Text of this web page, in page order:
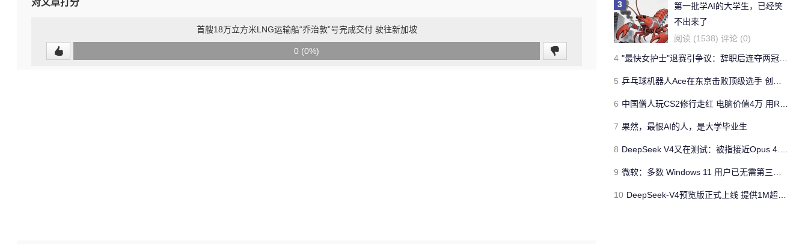
对文章打分
首艘18万立方米LNG运输船“乔治敦”号完成交付 驶往新加坡
0 (0%)
3
第一批学AI的大学生，已经笑
不出来了
阅读 (1538) 评论 (0)
4 "最快女护士"退赛引争议：辞职后连夺两冠折现超20万
5 乒乓球机器人Ace在东京击败顶级选手 创下体育机器人历史第一
6 中国僧人玩CS2修行走红 电脑价值4万 用RTX4090
7 果然，最恨AI的人，是大学毕业生
8 DeepSeek V4又在测试：被指接近Opus 4.5 但不会太便宜
9 微软：多数 Windows 11 用户已无需第三方杀毒软件
10 DeepSeek-V4预览版正式上线 提供1M超长上下文记忆全新体验